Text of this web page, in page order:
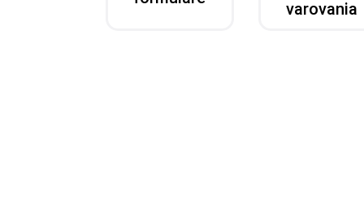
varovania